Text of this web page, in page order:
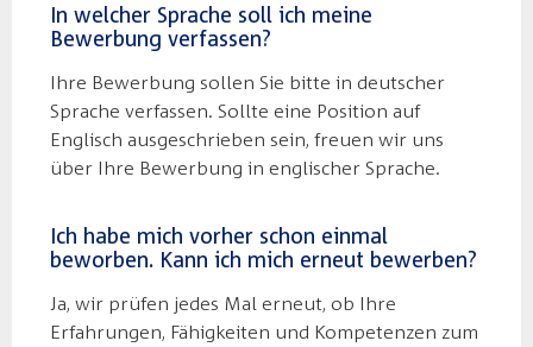
In welcher Sprache soll ich meine
Bewerbung verfassen?
Ihre Bewerbung sollen Sie bitte in deutscher
Sprache verfassen. Sollte eine Position auf
Englisch ausgeschrieben sein, freuen wir uns
über Ihre Bewerbung in englischer Sprache.
Ich habe mich vorher schon einmal
beworben. Kann ich mich erneut bewerben?
Ja, wir prüfen jedes Mal erneut, ob Ihre
Erfahrungen, Fähigkeiten und Kompetenzen zum